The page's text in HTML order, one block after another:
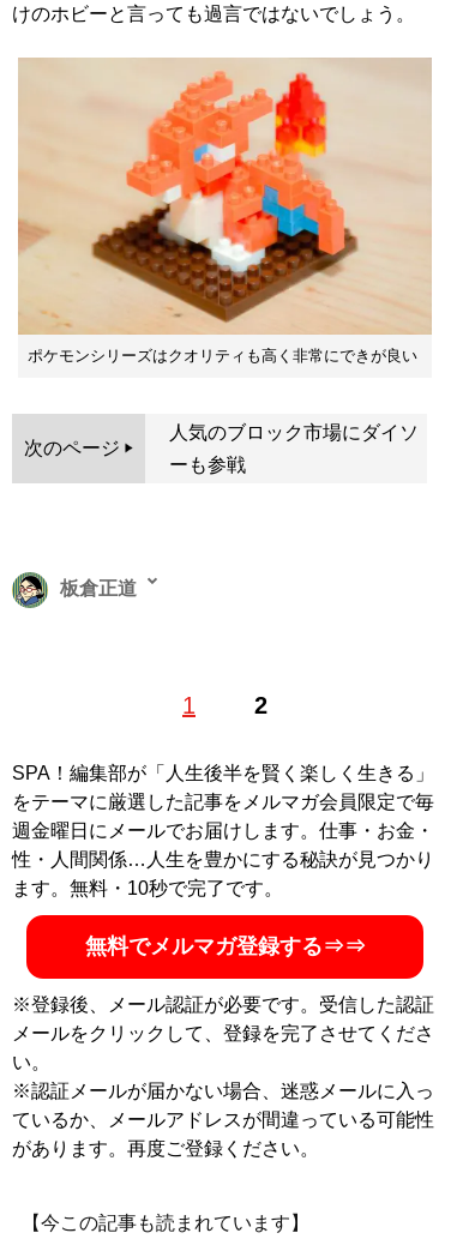
けのホビーと言っても過言ではないでしょう。
ポケモンシリーズはクオリティも高く非常にできが良い
次のページ
人気のブロック市場にダイソ
ーも参戦
1 2
板倉正道
ライフ』にてガジェットや分解記事を執筆。買ったら使
記事一覧へ
SPA！編集部が「人生後半を賢く楽しく生きる」
をテーマに厳選した記事をメルマガ会員限定で毎
週金曜日にメールでお届けします。仕事・お金・
性・人間関係…人生を豊かにする秘訣が見つかり
ます。無料・10秒で完了です。
無料でメルマガ登録する⇒⇒
※登録後、メール認証が必要です。受信した認証
メールをクリックして、登録を完了させてくださ
い。
※認証メールが届かない場合、迷惑メールに入っ
ているか、メールアドレスが間違っている可能性
があります。再度ご登録ください。
【今この記事も読まれています】